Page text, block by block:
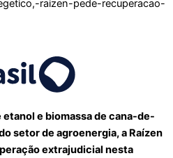
e biomassa de cana-de-
setor de agroenergia, a Raízen
extrajudicial nesta